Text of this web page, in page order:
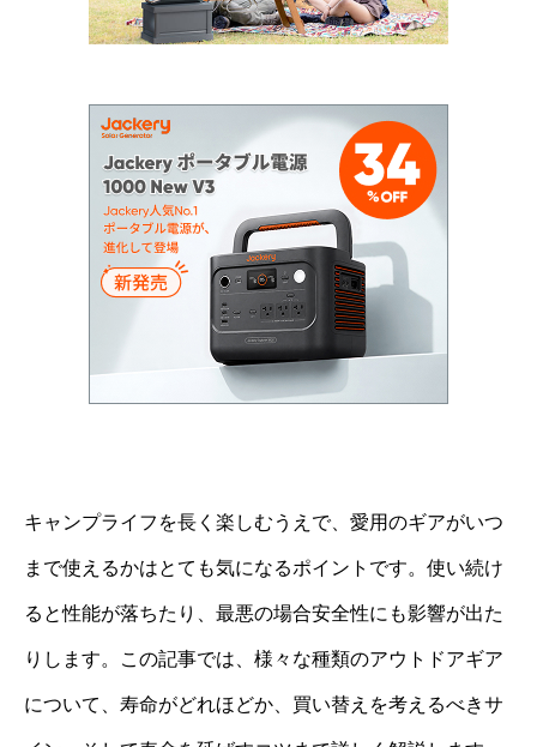
キャンプライフを長く楽しむうえで、愛用のギアがいつ
まで使えるかはとても気になるポイントです。使い続け
ると性能が落ちたり、最悪の場合安全性にも影響が出た
りします。この記事では、様々な種類のアウトドアギア
について、寿命がどれほどか、買い替えを考えるべきサ